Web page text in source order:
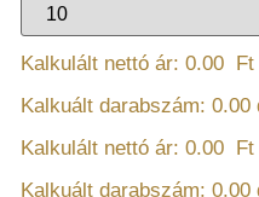
Kalkulált nettó ár: 0.00 Ft
Kalkuált darabszám: 0.00
Kalkulált nettó ár: 0.00 Ft
Kalkuált darabszám: 0.00